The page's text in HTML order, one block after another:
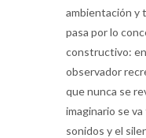
ambientación y
pasa por lo
constructivo: en
observador
que nunca se
imaginario se
sonidos y el